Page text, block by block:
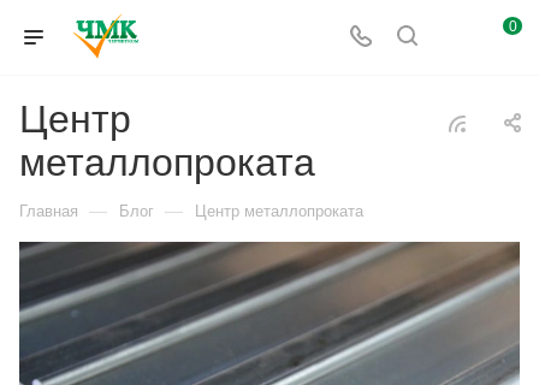
0
Центр
металлопроката
Главная — Блог — Центр металлопроката